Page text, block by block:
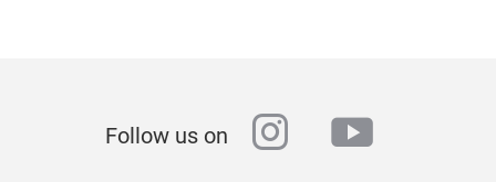
Follow us on instagram
youtube